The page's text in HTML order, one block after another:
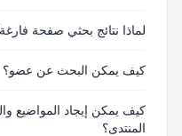
لماذا نتائج بحثي صفحة
كيف يمكن البحث عن عضو؟
كيف يمكن إيجاد المواضيع
المنتدى؟